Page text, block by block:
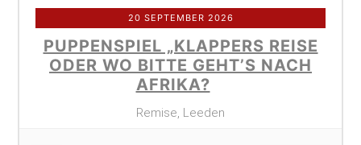
20 SEPTEMBER 2026
PUPPENSPIEL „KLAPPERS REISE
ODER WO BITTE GEHT’S NACH
AFRIKA?
Remise, Leeden